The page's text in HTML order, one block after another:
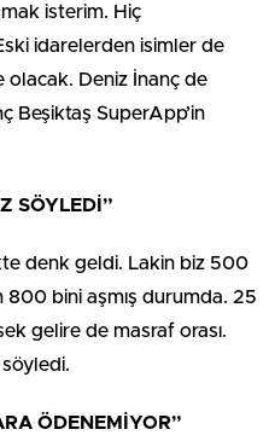
isterim. Hiç
idarelerden isimler de
olacak. Deniz İnanç de
Beşiktaş SuperApp’in
SÖYLEDİ”
denk geldi. Lakin biz 500
bini aşmış durumda. 25
gelire de masraf orası.
söyledi.
ÖDENEMİYOR”